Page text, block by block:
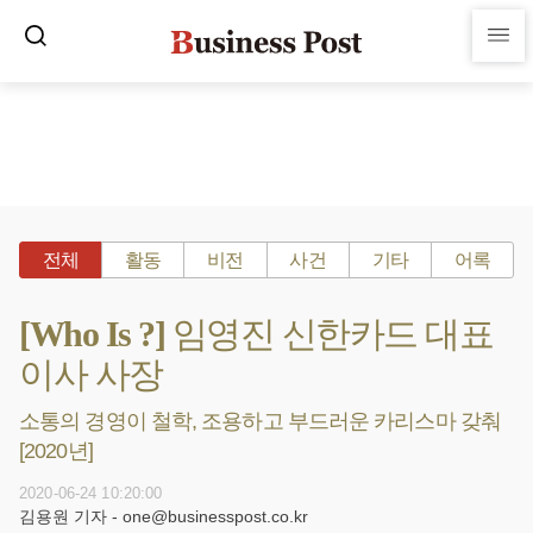
전체 활동 비전 사건 기타 어록
[Who Is ?] 임영진 신한카드 대표
이사 사장
소통의 경영이 철학, 조용하고 부드러운 카리스마 갖춰
[2020년]
2020-06-24 10:20:00
김용원 기자 - one@businesspost.co.kr